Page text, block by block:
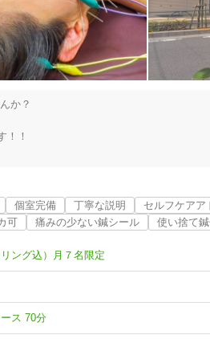
んか？
！！
悩みを根っこから改善し、やりたいこと
身の未来を明るく照らします。
できるようにをコンセプトにしておりま
個室完備 丁寧な説明
セルフケアア
可 痛みの少ない鍼シール 使い捨て
ング込）月７名限定
ース 70分